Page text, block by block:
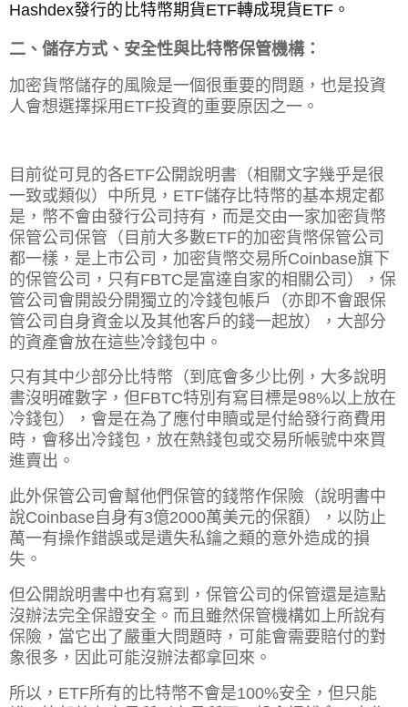
Hashdex發行的比特幣期貨ETF轉成現貨ETF。
二、儲存方式、安全性與比特幣保管機構：
加密貨幣儲存的風險是一個很重要的問題，也是投資
人會想選擇採用ETF投資的重要原因之一。
目前從可見的各ETF公開說明書（相關文字幾乎是很
一致或類似）中所見，ETF儲存比特幣的基本規定都
是，幣不會由發行公司持有，而是交由一家加密貨幣
保管公司保管（目前大多數ETF的加密貨幣保管公司
都一樣，是上市公司，加密貨幣交易所Coinbase旗下
的保管公司，只有FBTC是富達自家的相關公司）， 保
管公司會開設分開獨立的冷錢包帳戶（亦即不會跟保
管公司自身資金以及其他客戶的錢一起放），大部分
的資產會放在這些冷錢包中。
只有其中少部分比特幣（到底會多少比例，大多說明
書沒明確數字，但FBTC特別有寫目標是98%以上放在
冷錢包），會是在為了應付申贖或是付給發行商費用
時，會移出冷錢包，放在熱錢包或交易所帳號中來買
進賣出。
此外保管公司會幫他們保管的錢幣作保險（說明書中
說Coinbase自身有3億2000萬美元的保額），以防止
萬一有操作錯誤或是遺失私鑰之類的意外造成的損
失。
但公開說明書中也有寫到，保管公司的保管還是這點
沒辦法完全保證安全。而且雖然保管機構如上所說有
保險，當它出了嚴重大問題時，可能會需要賠付的對
象很多，因此可能沒辦法都拿回來。
所以，ETF所有的比特幣不會是100%安全，但只能